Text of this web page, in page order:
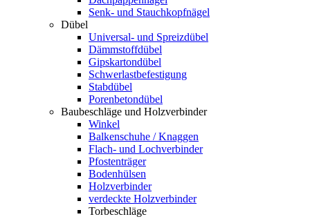
Senk- und Stauchkopfnägel
Dübel
Universal- und Spreizdübel
Dämmstoffdübel
Gipskartondübel
Schwerlastbefestigung
Stabdübel
Porenbetondübel
Baubeschläge und Holzverbinder
Winkel
Balkenschuhe / Knaggen
Flach- und Lochverbinder
Pfostenträger
Bodenhülsen
Holzverbinder
verdeckte Holzverbinder
Torbeschläge